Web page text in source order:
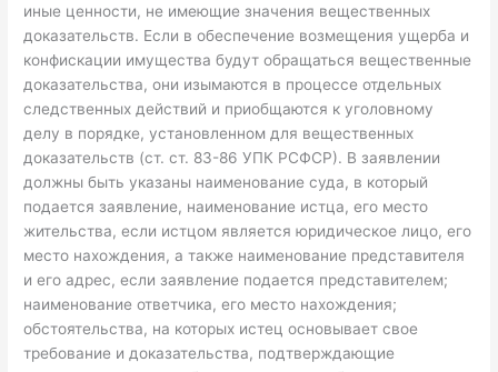
иные ценности, не имеющие значения вещественных
доказательств. Если в обеспечение возмещения ущерба и
конфискации имущества будут обращаться вещественные
доказательства, они изымаются в процессе отдельных
следственных действий и приобщаются к уголовному
делу в порядке, установленном для вещественных
доказательств (ст. ст. 83-86 УПК РСФСР). В заявлении
должны быть указаны наименование суда, в который
подается заявление, наименование истца, его место
жительства, если истцом является юридическое лицо, его
место нахождения, а также наименование представителя
и его адрес, если заявление подается представителем;
наименование ответчика, его место нахождения;
обстоятельства, на которых истец основывает свое
требование и доказательства, подтверждающие